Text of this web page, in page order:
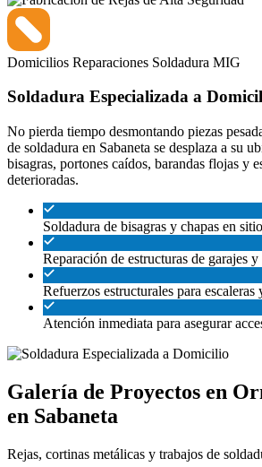
Domicilios Reparaciones Soldadura MIG
Soldadura Especializada a
No pierda tiempo desmontando piezas
de soldadura en Sabaneta se desplaza a su
bisagras, portones caídos, barandas flojas y
deterioradas.
Soldadura de bisagras y chapas en sitio
Reparación de estructuras de garajes y
Refuerzos estructurales para escaleras
Atención inmediata para asegurar
Galería de Proyectos en
en Sabaneta
Rejas, cortinas metálicas y trabajos de